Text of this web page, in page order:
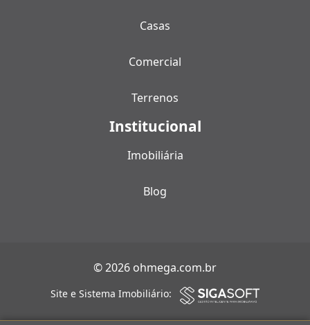
Casas
Comercial
Terrenos
Institucional
Imobiliária
Blog
© 2026 ohmega.com.br
Site e Sistema Imobiliário: